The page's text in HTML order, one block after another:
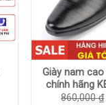
+
Giày nam
chính hãng
860,000₫